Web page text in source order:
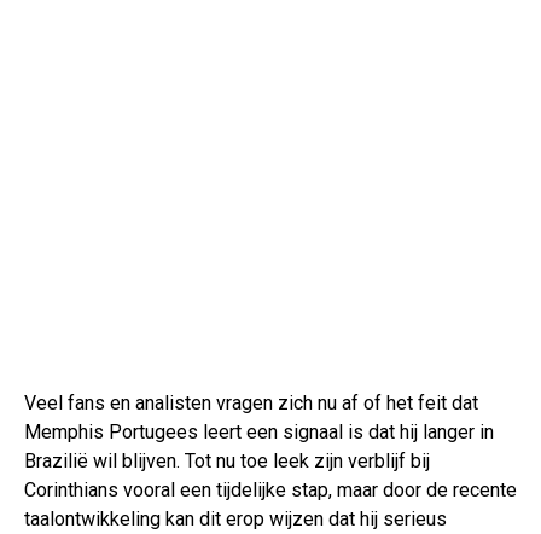
Veel fans en analisten vragen zich nu af of het feit dat
Memphis Portugees leert een signaal is dat hij langer in
Brazilië wil blijven. Tot nu toe leek zijn verblijf bij
Corinthians vooral een tijdelijke stap, maar door de recente
taalontwikkeling kan dit erop wijzen dat hij serieus